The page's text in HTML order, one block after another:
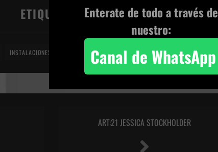
ETIQUETAS:
INSTALACIONES
ART:21 JESSICA STOCKHOLDER
Enterate de todo a través de
nuestro:
Canal de WhatsApp